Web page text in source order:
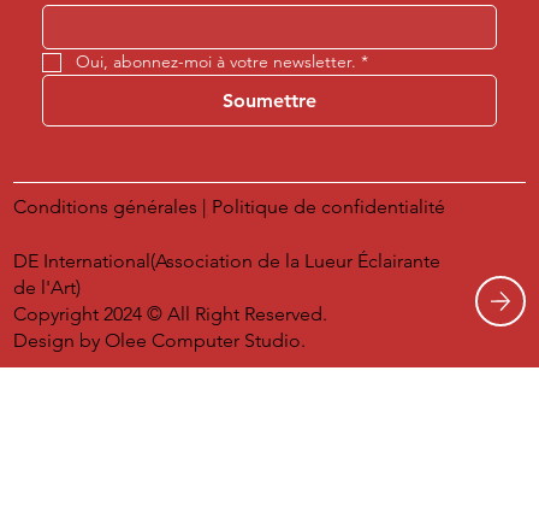
Oui, abonnez-moi à votre newsletter. *
Soumettre
Conditions générales Politique de confidentialité
DE International(Association de la Lueur Éclairante
de l'Art)
Copyright 2024 © All Right Reserved.
Design byOlee Computer Studio.